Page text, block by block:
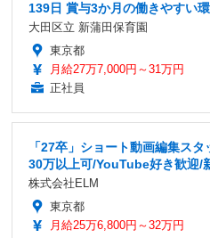
139日 賞与3か月の働きやすい
大田区立 新蒲田保育園
東京都
月給27万7,000円～31万円
正社員
「27卒」ショート動画編集ス
30万以上可/YouTube好き歓迎/
株式会社ELM
東京都
月給25万6,800円～32万円